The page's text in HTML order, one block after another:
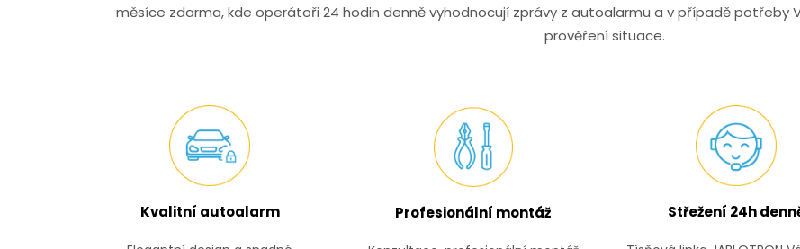
měsíce zdarma, kde operátoři 24 hodin denně vyhodnocují zprávy z autoalarmu a v případě potřeby
prověření situace.
Kvalitní autoalarm Profesionální montáž Střežení 24h